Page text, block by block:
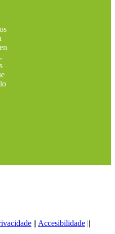
|| Accesibilidade ||